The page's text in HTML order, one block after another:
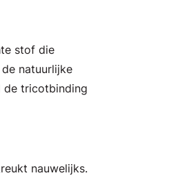
stof die
natuurlijke
de tricotbinding
nauwelijks.